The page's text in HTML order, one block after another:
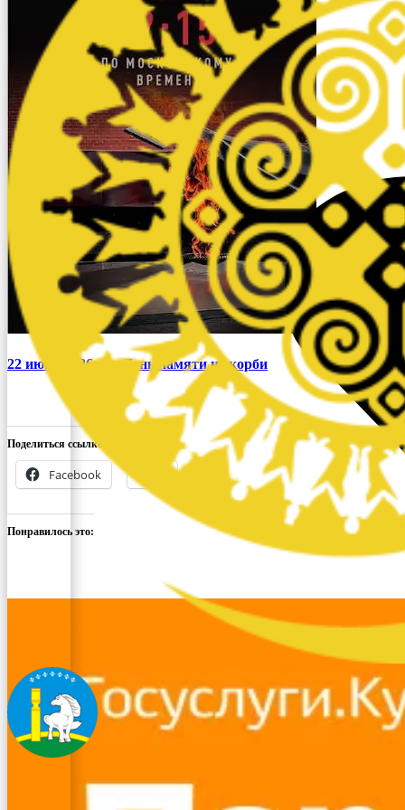
22 июня 2026г. — День памяти и скорби
Поделиться ссылкой:
Facebook
Понравилось это: